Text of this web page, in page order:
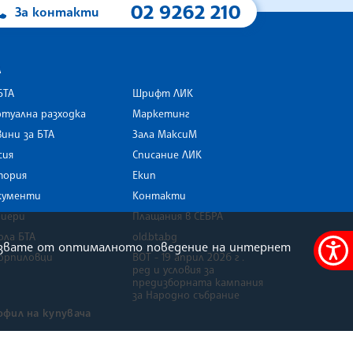
Меню
За контакти 02 9262 210
разходка
за БТА
БТА
Шрифт ЛИК
Маркетинг
Зала МаксиМ
Списание ЛИК
Екип
Контакти
Плащания в СЕБРА
old.bta.bg
ВОТ - 19 април 2026 г .
ред и условия за
предизборната кампания
за Народно събрание
на купувача
от оптималното поведение на интернет